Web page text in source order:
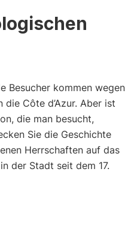
Besucher kommen wegen
Côte d’Azur. Aber ist
die man besucht,
Sie die Geschichte
Herrschaften auf das
der Stadt seit dem 17.